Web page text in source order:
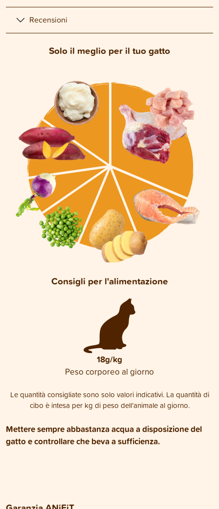
Recensioni
Solo il meglio per il tuo gatto
Consigli per l'alimentazione
18g/kg
Peso corporeo al giorno
Le quantità consigliate sono solo valori indicativi. La quantità di
cibo è intesa per kg di peso dell’animale al giorno.
Mettere sempre abbastanza acqua a disposizione del
gatto e controllare che beva a sufficienza.